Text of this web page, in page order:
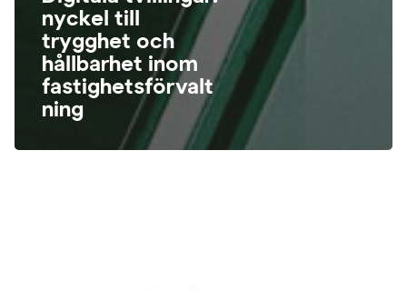
nyckel till
trygghet och
hållbarhet inom
fastighetsförvalt
ning